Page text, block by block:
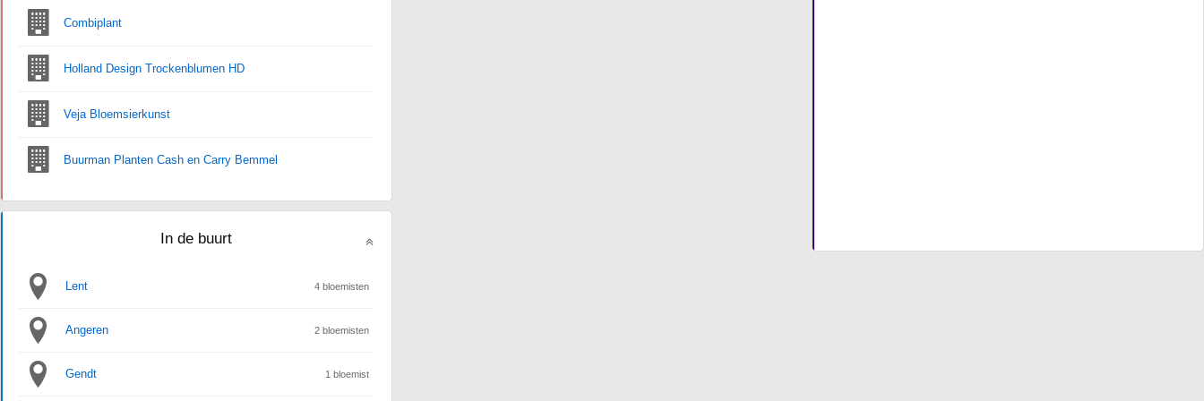
Combiplant
Holland Design Trockenblumen HD
Veja Bloemsierkunst
Buurman Planten Cash en Carry Bemmel
In de buurt
Lent 4 bloemisten
Angeren 2 bloemisten
Gendt 1 bloemist